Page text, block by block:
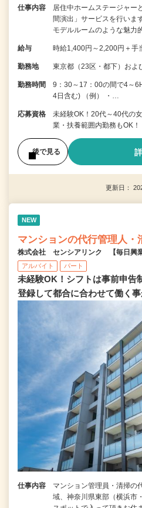
仕事内容
居住中ホームステージャー
間演出」サービスを行いま
モデルルームのような魅
給与 時給1,400円～2,200円＋手
勤務地 東京都（23区・都下）お
勤務時間
9：30～17：00の間で4～
4日含む) （例） ・…
応募資格
未経験OK！20代～40代の
業・扶養範囲内勤務もOK！
後で見る
更新日：
NEW
マンションの代行管理人・
株式会社 センシアリンク 【毎日興業
アルバイト パート
未経験OK！シフトは事前申告
登録して都合に合わせて働く
仕事内容
マンション管理員・清掃の
域、神奈川県東部（横浜市